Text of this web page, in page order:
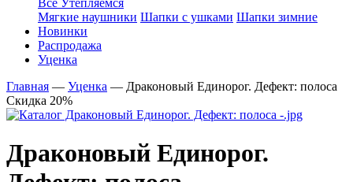
Все Утепляемся
Мягкие наушники Шапки с ушками Шапки зимние
Новинки
Распродажа
Уценка
Главная — Уценка — Драконовый Единорог. Дефект: полоса
Скидка 20%
Драконовый Единорог.